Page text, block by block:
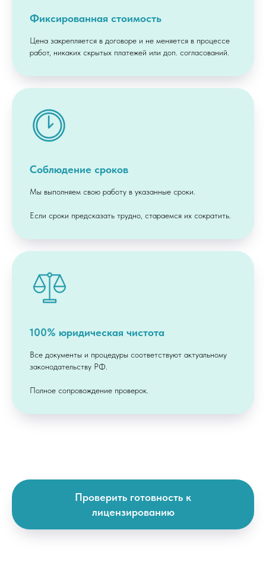
Фиксированная стоимость
Цена закрепляется в договоре и не меняется в процессе
работ, никаких скрытых платежей или доп. согласований.
Соблюдение сроков
Мы выполняем свою работу в указанные сроки.
Если сроки предсказать трудно, стараемся их сократить.
100% юридическая чистота
Все документы и процедуры соответствуют актуальному
законодательству РФ.
Полное сопровождение проверок.
Проверить готовность к
лицензированию
Лицензию на
деятельность
Лицензию на
аключение Роспотребнадзора
лицензии